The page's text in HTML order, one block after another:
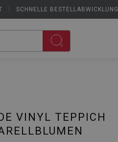
SCHNELLE BESTELLABWICKLUNG
VINYL TEPPICH